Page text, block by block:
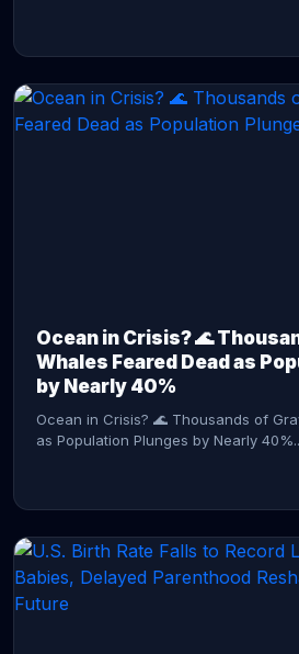
Ocean in Crisis? 🌊
Whales Feared Dead as
by Nearly 40%
Ocean in Crisis? 🌊 Thousands of
as Population Plunges by Nearly